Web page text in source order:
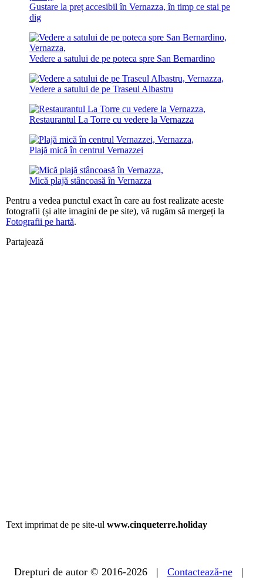
Gustare la preț accesibil în Vernazza, în timp ce stai pe
dig
Vedere a satului de pe poteca spre San Bernardino
Vedere a satului de pe Traseul Albastru
Restaurantul La Torre cu vedere la Vernazza
Plajă mică în centrul Vernazzei
Mică plajă stâncoasă în Vernazza
Pentru a vedea punctul exact în care au fost realizate aceste
fotografii (și alte imagini de pe site), vă rugăm să mergeți la
Fotografii pe hartă.
Partajează
Text imprimat de pe site-ul www.cinqueterre.holiday
Drepturi de autor © 2016-2026 | Contactează-ne|